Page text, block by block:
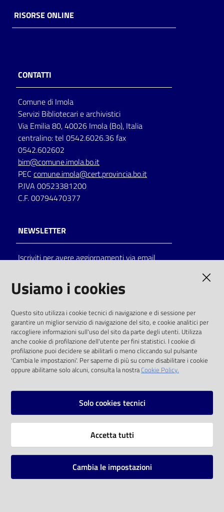
RISORSE ONLINE
CONTATTI
Comune di Imola
Servizi Bibliotecari e archivistici
Via Emilia 80, 40026 Imola (Bo), Italia
centralino: tel 0542.6026.36 fax
0542.602602
bim@comune.imola.bo.it
PEC comune.imola@cert.provincia.bo.it
P.IVA 00523381200
C.F. 00794470377
NEWSLETTER
Iscriviti per avere aggiornamenti via email
solo alle condizioni previste dalla direttiva
comunitaria 2003/98/CE e dal d.lgs. 36/2006
SOCIAL
Instagram
Vai alla pagina
Mappa del sito
Usiamo i cookies
Questo sito utilizza i cookie tecnici di navigazione e di sessione per
garantire un miglior servizio di navigazione del sito, e cookie analitici per
raccogliere informazioni sull'uso del sito da parte degli utenti. Utilizza
anche cookie di profilazione dell'utente per fini statistici. I cookie di
profilazione puoi decidere se abilitarli o meno cliccando sul pulsante
'Cambia le impostazioni'. Per saperne di più su come disabilitare i cookie
oppure abilitarne solo alcuni, consulta la nostraCookie Policy.
Solo cookies tecnici
Accetta tutti
Cambia le impostazioni